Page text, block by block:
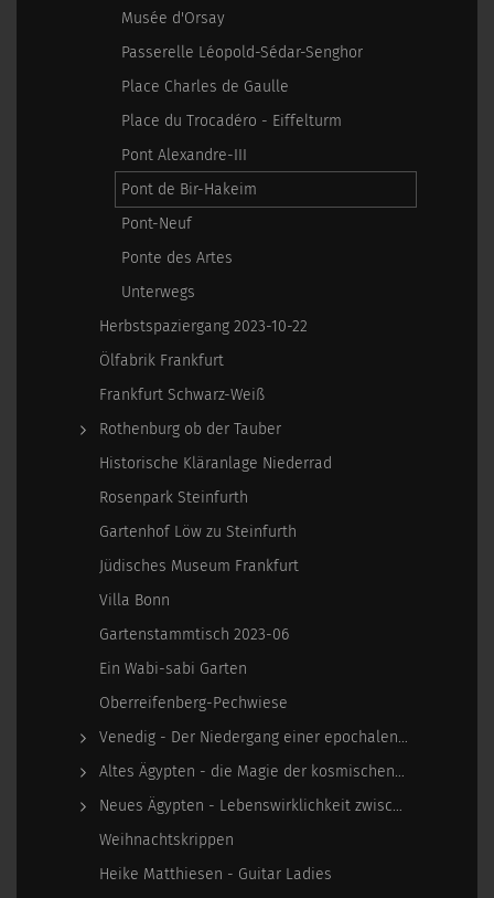
Musée d'Orsay
Passerelle Léopold-Sédar-Senghor
Place Charles de Gaulle
Place du Trocadéro - Eiffelturm
Pont Alexandre-III
Pont de Bir-Hakeim
Pont-Neuf
Ponte des Artes
Unterwegs
Herbstspaziergang 2023-10-22
Ölfabrik Frankfurt
Frankfurt Schwarz-Weiß
Rothenburg ob der Tauber
Historische Kläranlage Niederrad
Rosenpark Steinfurth
Gartenhof Löw zu Steinfurth
Jüdisches Museum Frankfurt
Villa Bonn
Gartenstammtisch 2023-06
Ein Wabi-sabi Garten
Oberreifenberg-Pechwiese
Venedig - Der Niedergang einer epochalen Macht
Altes Ägypten - die Magie der kosmischen…
Neues Ägypten - Lebenswirklichkeit zwischen…
Weihnachtskrippen
Heike Matthiesen - Guitar Ladies